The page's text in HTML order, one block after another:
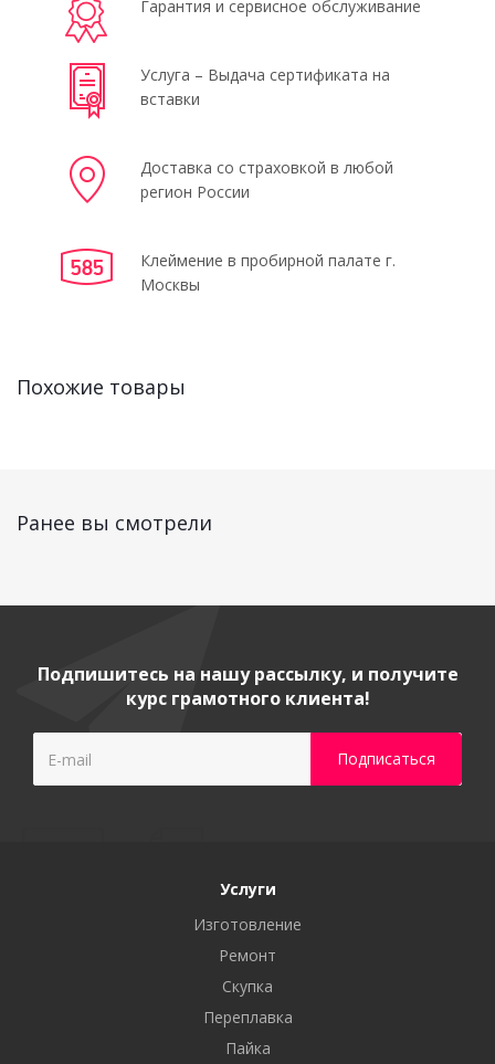
Гарантия и сервисное обслуживание
Услуга – Выдача сертификата на
вставки
Доставка со страховкой в любой
регион России
Клеймение в пробирной палате г.
Москвы
Похожие товары
Ранее вы смотрели
Подпишитесь на нашу рассылку, и получите
курс грамотного клиента!
Услуги
Изготовление
Ремонт
Скупка
Переплавка
Пайка